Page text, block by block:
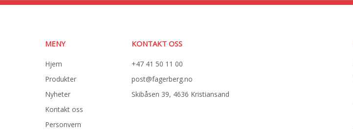
MENY
Hjem
Produkter
Nyheter
Kontakt oss
Personvern
KONTAKT OSS
+47 41 50 11 00
post@fagerberg.no
Skibåsen 39, 4636 Kristiansand